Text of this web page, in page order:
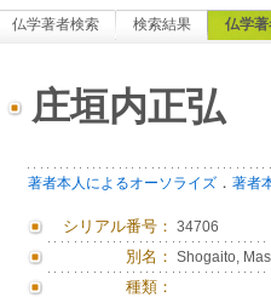
仏学著者検索 検索結果 仏学
庄垣内正弘
著者本人によるオーソライズ． 著者
シリアル番号： 34706
別名： Shogaito,
種類：